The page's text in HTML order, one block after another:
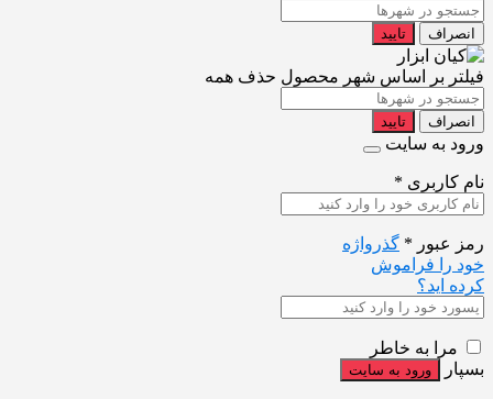
انصراف تایید
فیلتر بر اساس شهر محصول حذف همه
انصراف تایید
ورود به سایت
نام کاربری *
رمز عبور * گذرواژه
خود را فراموش
کرده اید؟
مرا به خاطر
بسپار